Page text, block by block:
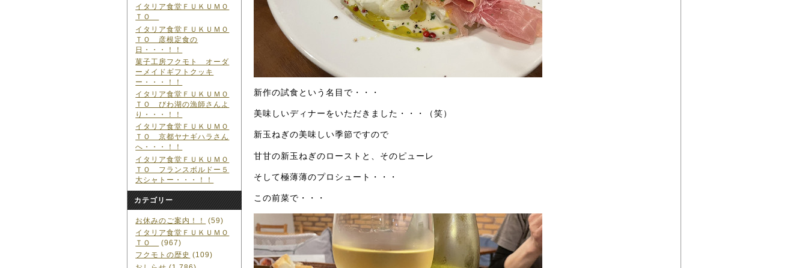
新作の試食という名目で・・・
美味しいディナーをいただきました・・・（笑）
新玉ねぎの美味しい季節ですので
甘甘の新玉ねぎのローストと、そのピューレ
そして極薄薄のプロシュート・・・
この前菜で・・・
イタリア食堂ＦＵＫＵＭＯ
ＴＯ
イタリア食堂ＦＵＫＵＭＯ
ＴＯ 彦根定食の
日・・・！！
菓子工房フクモト オーダ
ーメイドギフトクッキ
ー・・・！！
イタリア食堂ＦＵＫＵＭＯ
ＴＯ びわ湖の漁師さんよ
り・・・！！
イタリア食堂ＦＵＫＵＭＯ
ＴＯ 京都ヤナギハラさん
へ・・・！！
イタリア食堂ＦＵＫＵＭＯ
ＴＯ フランスボルドー５
大シャトー・・・！！
カテゴリー
お休みのご案内！！
(59)
イタリア食堂ＦＵＫＵＭＯ
ＴＯ
(967)
フクモトの歴史 (109)